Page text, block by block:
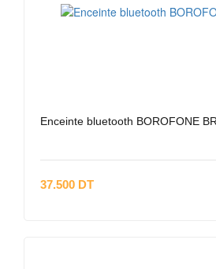
Enceinte bluetooth BOROFONE
37.500 DT